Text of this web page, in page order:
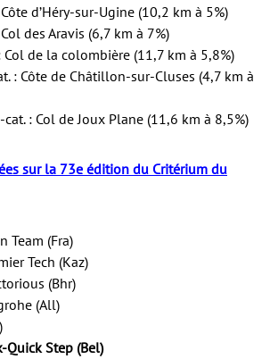
d’Héry-sur-Ugine (10,2 km à 5%)
des Aravis (6,7 km à 7%)
Col de la colombière (11,7 km à 5,8%)
: Côte de Châtillon-sur-Cluses (4,7 km à
: Col de Joux Plane (11,6 km à 8,5%)
sur la 73e édition du Critérium du
Team (Fra)
Tech (Kaz)
(Bhr)
(All)
Quick Step (Bel)